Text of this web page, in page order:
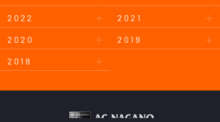
2022
2021
2020
2019
2018